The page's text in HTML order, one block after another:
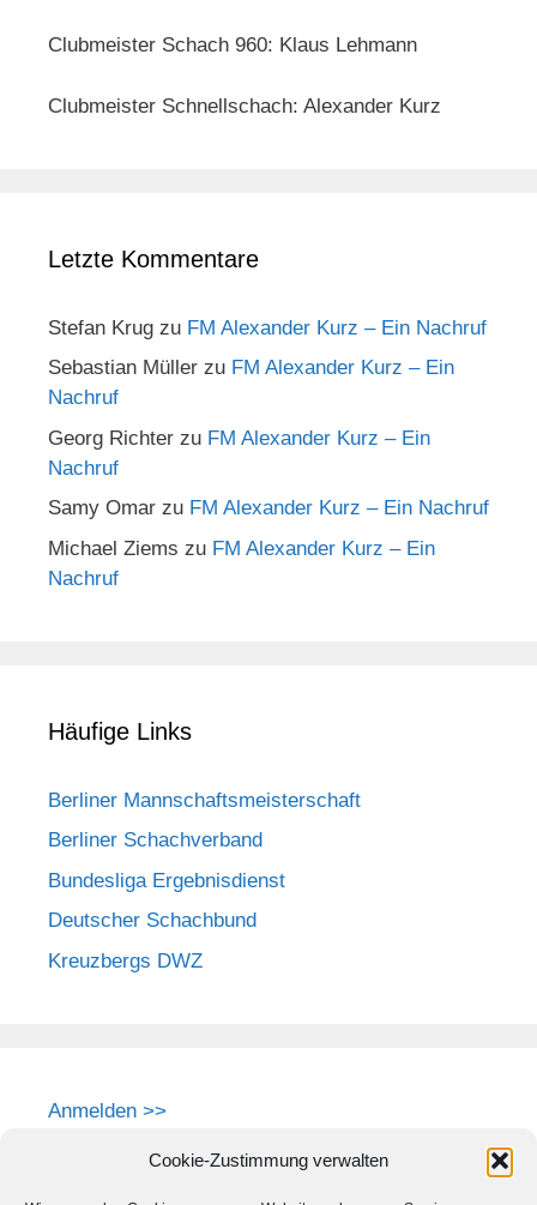
Cookie-Zustimmung verwalten
Clubmeister Schach 960: Klaus Lehmann
Clubmeister Schnellschach: Alexander Kurz
Letzte Kommentare
Stefan Krug zu FM Alexander Kurz – Ein Nachruf
Sebastian Müller zu FM Alexander Kurz – Ein
Nachruf
Georg Richter zu FM Alexander Kurz – Ein
Nachruf
Samy Omar zu FM Alexander Kurz – Ein Nachruf
Michael Ziems zu FM Alexander Kurz – Ein
Nachruf
Häufige Links
Berliner Mannschaftsmeisterschaft
Berliner Schachverband
Bundesliga Ergebnisdienst
Deutscher Schachbund
Kreuzbergs DWZ
Anmelden >>